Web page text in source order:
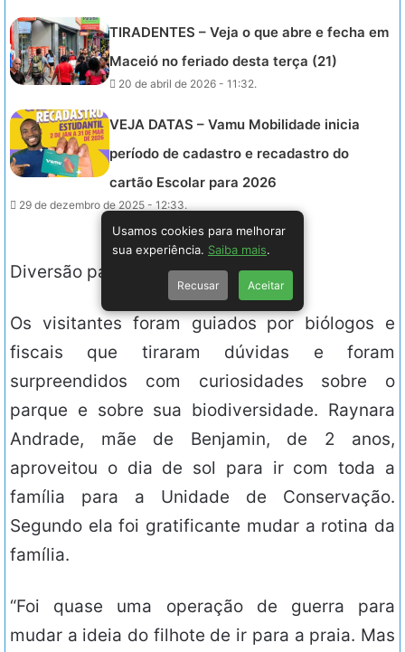
TIRADENTES – Veja o que abre e fecha em
Maceió no feriado desta terça (21)
20 de abril de 2026 - 11:32.
VEJA DATAS – Vamu Mobilidade inicia
período de cadastro e recadastro do
cartão Escolar para 2026
29 de dezembro de 2025 - 12:33.
Diversão para a família
Os visitantes foram guiados por biólogos e
fiscais que tiraram dúvidas e foram
surpreendidos com curiosidades sobre o
parque e sobre sua biodiversidade. Raynara
Andrade, mãe de Benjamin, de 2 anos,
aproveitou o dia de sol para ir com toda a
família para a Unidade de Conservação.
Segundo ela foi gratificante mudar a rotina da
família.
“Foi quase uma operação de guerra para
mudar a ideia do filhote de ir para a praia. Mas
Usamos cookies para melhorar
sua experiência. Saiba mais
Recusar Aceitar